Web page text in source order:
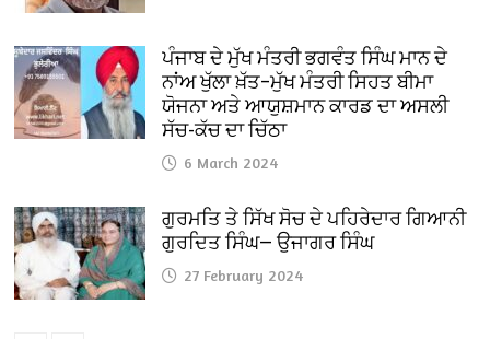
ਪੰਜਾਬ ਦੇ ਮੁੱਖ ਮੰਤਰੀ ਭਗਵੰਤ ਸਿੰਘ ਮਾਨ ਦੇ
ਨਾਂਅ ਖੁੱਲਾ ਖ਼ੱਤ–ਮੁੱਖ ਮੰਤਰੀ ਸਿਹਤ ਬੀਮਾ
ਯੋਜਨਾ ਅਤੇ ਆਯੁਸ਼ਮਾਨ ਕਾਰਡ ਦਾ ਅਸਲੀ
ਸੱਚ-ਕੱਚ ਦਾ ਚਿੱਠਾ
6 March 2024
ਗੁਰਮਤਿ ਤੇ ਸਿੱਖ ਸੋਚ ਦੇ ਪਹਿਰੇਦਾਰ ਗਿਆਨੀ
ਗੁਰਦਿਤ ਸਿੰਘ— ਉਜਾਗਰ ਸਿੰਘ
27 February 2024